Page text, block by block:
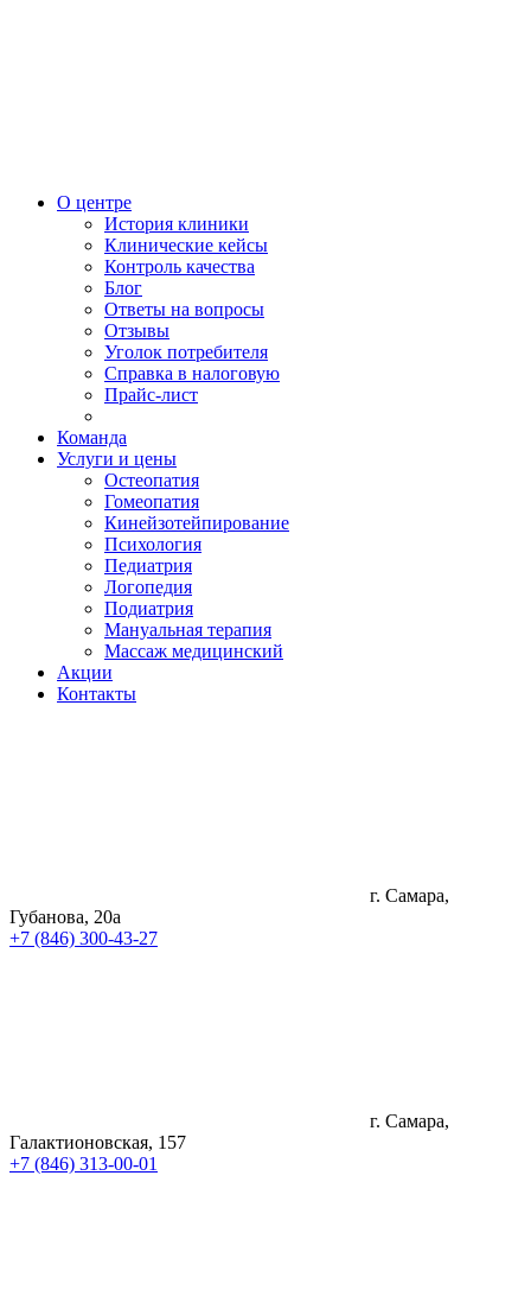
О центре
История клиники
Клинические кейсы
Контроль качества
Блог
Ответы на вопросы
Отзывы
Уголок потребителя
Справка в налоговую
Прайс-лист
Команда
Услуги и цены
Остеопатия
Гомеопатия
Кинейзотейпирование
Психология
Педиатрия
Логопедия
Подиатрия
Мануальная терапия
Массаж медицинский
Акции
Контакты
г. Самара,
Губанова, 20а
+7 (846) 300-43-27
г. Самара,
Галактионовская, 157
+7 (846) 313-00-01